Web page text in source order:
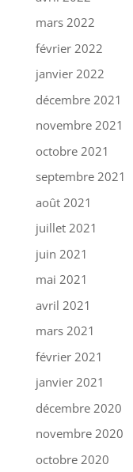
mars 2022
février 2022
janvier 2022
décembre 2021
novembre 2021
octobre 2021
septembre 2021
août 2021
juillet 2021
juin 2021
mai 2021
avril 2021
mars 2021
février 2021
janvier 2021
décembre 2020
novembre 2020
octobre 2020